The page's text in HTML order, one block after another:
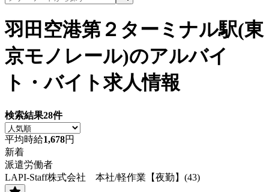
羽田空港第２ターミナル駅(東
京モノレール)のアルバイ
ト・バイト求人情報
検索結果28件
平均時給1,678円
新着
派遣労働者
LAPI-Staff株式会社 本社/軽作業【夜勤】(43)